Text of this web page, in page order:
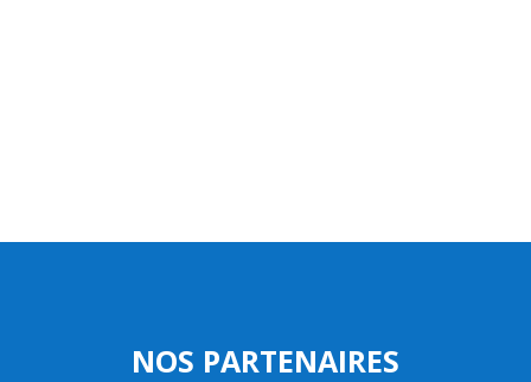
NOS PARTENAIRES